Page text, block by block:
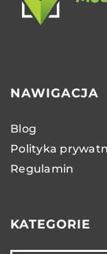
NAWIGACJA
Blog
Polityka
Regulamin
KATEGORIE